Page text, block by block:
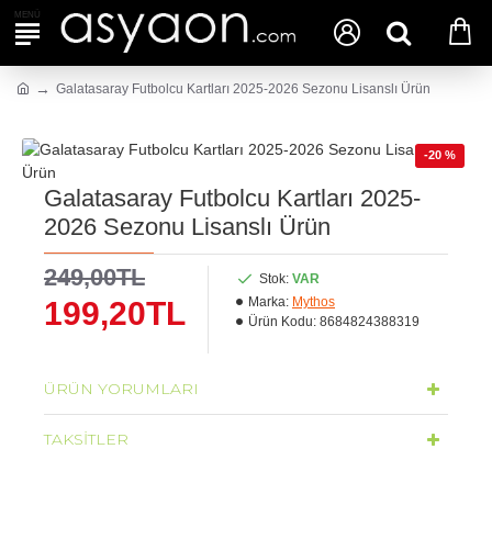
Galatasaray Futbolcu Kartları 2025-2026 Sezonu Lisanslı Ürün
-20 %
Galatasaray Futbolcu Kartları 2025-
2026 Sezonu Lisanslı Ürün
199,20TL
249,00TL Stok: VAR
Marka: Mythos
Ürün Kodu: 8684824388319
ÜRÜN YORUMLARI
TAKSITLER